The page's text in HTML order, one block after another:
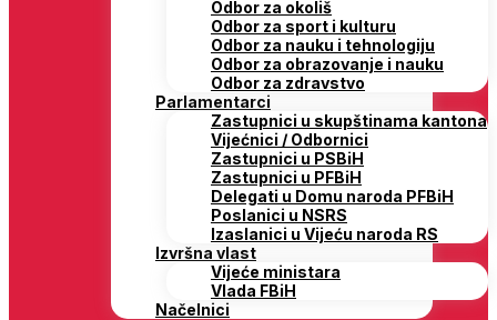
Odbor za okoliš
Odbor za sport i kulturu
Odbor za nauku i tehnologiju
Odbor za obrazovanje i nauku
Odbor za zdravstvo
Parlamentarci
Zastupnici u skupštinama kantona
Vijećnici / Odbornici
Zastupnici u PSBiH
Zastupnici u PFBiH
Delegati u Domu naroda PFBiH
Poslanici u NSRS
Izaslanici u Vijeću naroda RS
Izvršna vlast
Vijeće ministara
Vlada FBiH
Načelnici